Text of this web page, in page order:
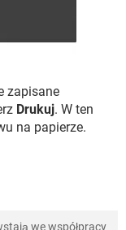
zapisane
Drukuj. W ten
na papierze.
we współpracy